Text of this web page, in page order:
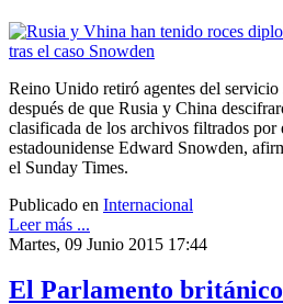
Reino Unido retiró agentes del servicio
después de que Rusia y China
clasificada de los archivos filtrados por
estadounidense Edward Snowden,
el Sunday Times.
Publicado en Internacional
Leer más ...
Martes, 09 Junio 2015 17:44
El Parlamento